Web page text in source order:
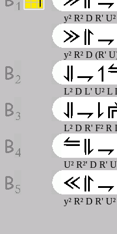
y² R² D R'
y² R² D (R'
L² D L' U² L
L² D R' F² R
U² R²' D R'
y² R² D R'